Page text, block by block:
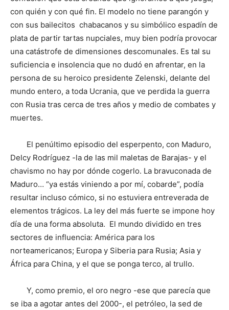
con quién y con qué fin. El modelo no tiene parangón y
con sus bailecitos chabacanos y su simbólico espadín de
plata de partir tartas nupciales, muy bien podría provocar
una catástrofe de dimensiones descomunales. Es tal su
suficiencia e insolencia que no dudó en afrentar, en la
persona de su heroico presidente Zelenski, delante del
mundo entero, a toda Ucrania, que ve perdida la guerra
con Rusia tras cerca de tres años y medio de combates y
muertes.
El penúltimo episodio del esperpento, con Maduro,
Delcy Rodríguez -la de las mil maletas de Barajas- y el
chavismo no hay por dónde cogerlo. La bravuconada de
Maduro… “ya estás viniendo a por mí, cobarde”, podía
resultar incluso cómico, si no estuviera entreverada de
elementos trágicos. La ley del más fuerte se impone hoy
día de una forma absoluta. El mundo dividido en tres
sectores de influencia: América para los
norteamericanos; Europa y Siberia para Rusia; Asia y
África para China, y el que se ponga terco, al trullo.
Y, como premio, el oro negro -ese que parecía que
se iba a agotar antes del 2000-, el petróleo, la sed de